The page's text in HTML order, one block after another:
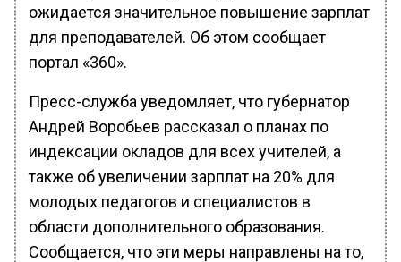
ожидается значительное повышение зарплат
для преподавателей. Об этом сообщает
портал «360».
Пресс-служба уведомляет, что губернатор
Андрей Воробьев рассказал о планах по
индексации окладов для всех учителей, а
также об увеличении зарплат на 20% для
молодых педагогов и специалистов в
области дополнительного образования.
Сообщается, что эти меры направлены на то,